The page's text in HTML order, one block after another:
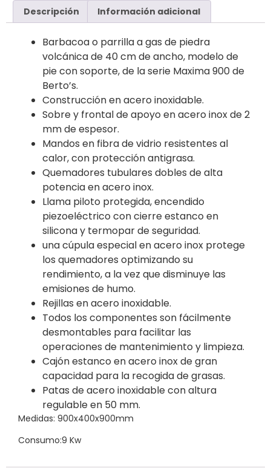
Descripción Información adicional
Barbacoa o parrilla a gas de piedra
volcánica de 40 cm de ancho, modelo de
pie con soporte, de la serie Maxima 900 de
Berto’s.
Construcción en acero inoxidable.
Sobre y frontal de apoyo en acero inox de 2
mm de espesor.
Mandos en fibra de vidrio resistentes al
calor, con protección antigrasa.
Quemadores tubulares dobles de alta
potencia en acero inox.
Llama piloto protegida, encendido
piezoeléctrico con cierre estanco en
silicona y termopar de seguridad.
una cúpula especial en acero inox protege
los quemadores optimizando su
rendimiento, a la vez que disminuye las
emisiones de humo.
Rejillas en acero inoxidable.
Todos los componentes son fácilmente
desmontables para facilitar las
operaciones de mantenimiento y limpieza.
Cajón estanco en acero inox de gran
capacidad para la recogida de grasas.
Patas de acero inoxidable con altura
regulable en 50 mm.
Medidas: 900x400x900mm
Consumo:9 Kw